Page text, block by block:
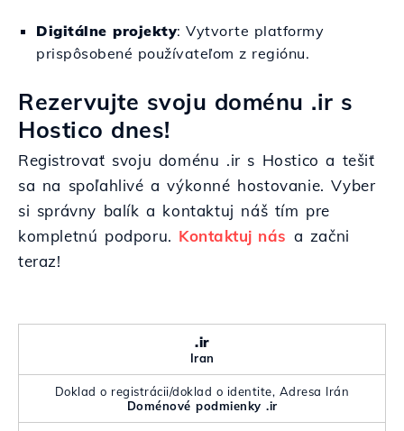
Digitálne projekty: Vytvorte platformy
prispôsobené používateľom z regiónu.
Rezervujte svoju doménu .ir s
Hostico dnes!
Registrovať svoju doménu .ir s Hostico a tešiť
sa na spoľahlivé a výkonné hostovanie. Vyber
si správny balík a kontaktuj náš tím pre
kompletnú podporu. Kontaktuj nás a začni
teraz!
.ir
Iran
Doklad o registrácii/doklad o identite, Adresa Irán
Doménové podmienky .ir